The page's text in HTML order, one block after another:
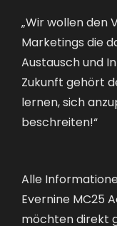
„Wir wollen
Marketings die
Austausch und
Zukunft gehört
lernen, sich
beschreiten!“
Alle
Evernine MC25
möchten direkt